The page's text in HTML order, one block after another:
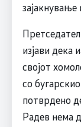
зајакнување
изјави дека
својот
со
потврдено
Радев нема